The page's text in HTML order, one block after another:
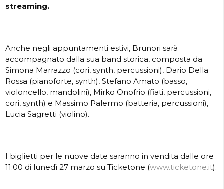
streaming.
Anche negli appuntamenti estivi, Brunori sarà
accompagnato dalla sua band storica, composta da
Simona Marrazzo (cori, synth, percussioni), Dario Della
Rossa (pianoforte, synth), Stefano Amato (basso,
violoncello, mandolini), Mirko Onofrio (fiati, percussioni,
cori, synth) e Massimo Palermo (batteria, percussioni),
Lucia Sagretti (violino).
I biglietti per le nuove date saranno in vendita dalle ore
11:00 di lunedì 27 marzo su Ticketone (www.ticketone.it).